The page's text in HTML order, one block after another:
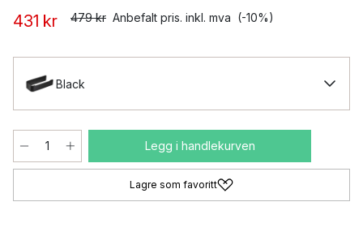
431 kr 479 kr Anbefalt pris. inkl. mva (-10%)
Black
Legg i handlekurven
Lagre som favoritt